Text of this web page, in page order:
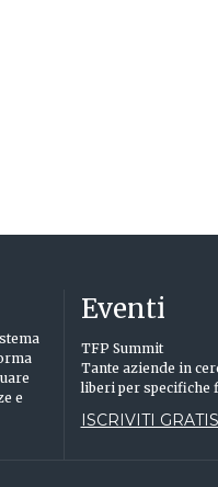
e
Eventi
TFP Summit
Tante aziende in
liberi per specifiche
ISCRIVITI